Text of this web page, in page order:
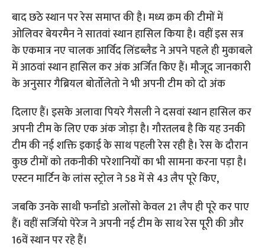
बाद छठे स्थान पर रेस समाप्त की है। मध्य क्रम की टीमों में
ओलिवर बेयरमैन ने सातवां स्थान हासिल किया है। वहीं इस सत्र
के एकमात्र नए चालक आर्विद लिंडब्लैड ने अपने पहले ही मुकाबले
में आठवां स्थान हासिल कर अंक अर्जित किए हैं। मौजूद जानकारी
के अनुसार गैब्रियल बोर्तोलेतो ने भी अपनी टीम को दो अंक
दिलाए हैं। इसके अलावा पियरे गैसली ने दसवां स्थान हासिल कर
अपनी टीम के लिए एक अंक जोड़ा है। गौरतलब है कि यह उनकी
टीम की नई शक्ति इकाई के साथ पहली रेस रही है। रेस के दौरान
कुछ टीमों को तकनीकी परेशानियों का भी सामना करना पड़ा है।
एस्टन मार्टिन के लांस स्ट्रोल ने 58 में से 43 लैप पूरे किए,
जबकि उनके साथी फर्नांडो अलोंसो केवल 21 लैप ही पूरे कर पाए
हैं। वहीं सर्जियो पेरेज ने अपनी नई टीम के साथ रेस पूरी की और
16वें स्थान पर रहे हैं।